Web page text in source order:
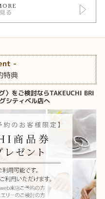
る
-
特典
〉をご検討ならTAKEUCHI BRI
シティベル店へ